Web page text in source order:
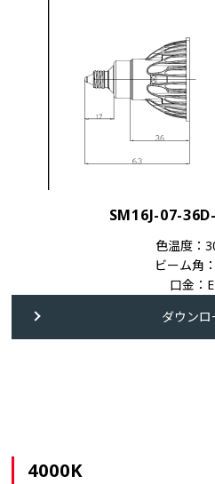
SM16J-07-
色温度：
ビーム角
口金：
ダウンロ
4000K